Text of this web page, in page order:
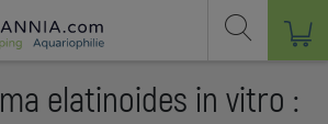
elatinoides in vitro :